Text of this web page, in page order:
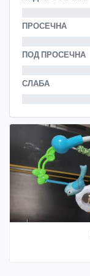
ПРОСЕЧНА
ПОД ПРОСЕЧНА
СЛАБА